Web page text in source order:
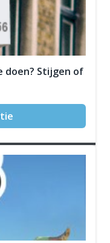
doen? Stijgen of